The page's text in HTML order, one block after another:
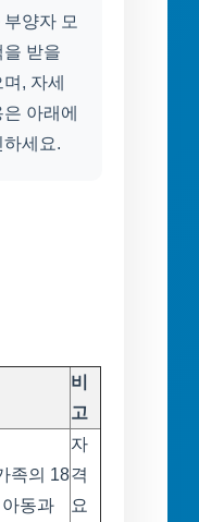
양자 모
을 받을
, 자세
아래에
비
고
족의 18
동과
자
격
요